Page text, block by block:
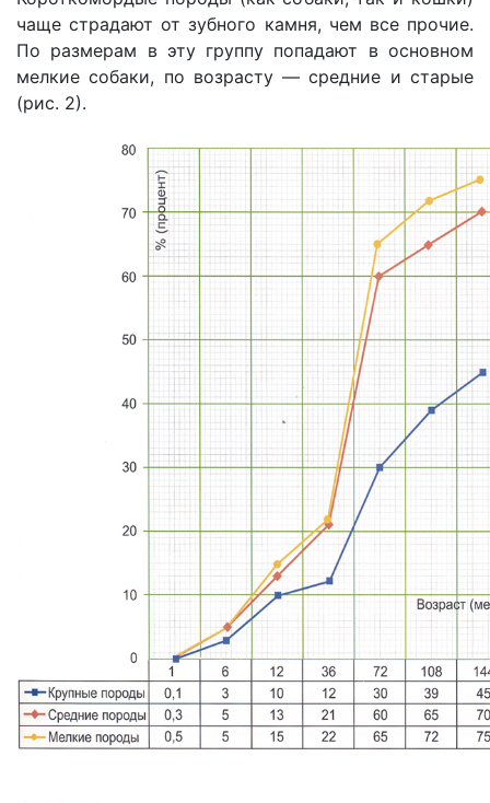
чаще страдают от зубного камня, чем все прочие.
По размерам в эту группу попадают в основном
мелкие собаки, по возрасту — средние и старые
(рис. 2).